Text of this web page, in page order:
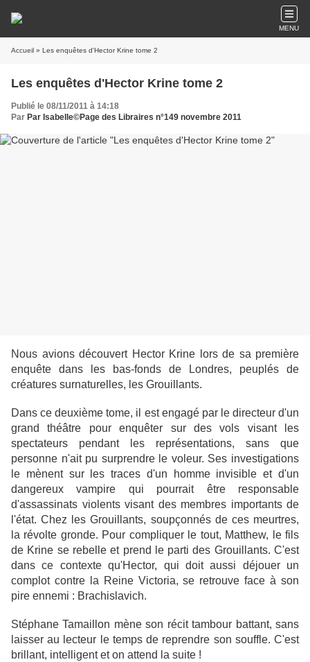
MENU
Accueil » Les enquêtes d'Hector Krine tome 2
Les enquêtes d'Hector Krine tome 2
Publié le 08/11/2011 à 14:18
Par Par Isabelle©Page des Libraires n°149 novembre 2011
Nous avions découvert Hector Krine lors de sa première
enquête dans les bas-fonds de Londres, peuplés de
créatures surnaturelles, les Grouillants.
Dans ce deuxième tome, il est engagé par le directeur d'un
grand théâtre pour enquêter sur des vols visant les
spectateurs pendant les représentations, sans que
personne n'ait pu surprendre le voleur. Ses investigations
le mènent sur les traces d'un homme invisible et d'un
dangereux vampire qui pourrait être responsable
d'assassinats violents visant des membres importants de
l'état. Chez les Grouillants, soupçonnés de ces meurtres,
la révolte gronde. Pour compliquer le tout, Matthew, le fils
de Krine se rebelle et prend le parti des Grouillants. C'est
dans ce contexte qu'Hector, qui doit aussi déjouer un
complot contre la Reine Victoria, se retrouve face à son
pire ennemi : Brachislavich.
Stéphane Tamaillon mène son récit tambour battant, sans
laisser au lecteur le temps de reprendre son souffle. C'est
brillant, intelligent et on attend la suite !